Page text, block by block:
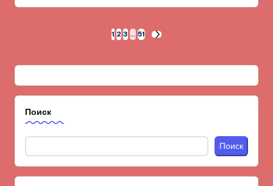
записей
1 2 3 … 51
СЛЕД.
Поиск
Поиск